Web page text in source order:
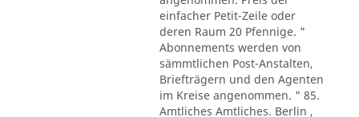
einfacher Petit-Zeile oder
deren Raum 20 Pfennige. "
Abonnements werden von
sämmtlichen Post-Anstalten,
Briefträgern und den Agenten
im Kreise angenommen. " 85.
Amtliches Amtliches. Berlin ,